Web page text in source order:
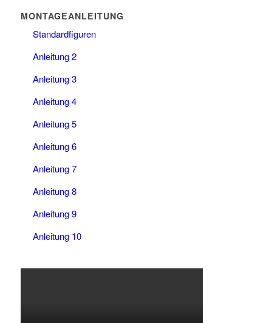
MONTAGEANLEITUNG
Standardfiguren
Anleitung 2
Anleitung 3
Anleitung 4
Anleitung 5
Anleitung 6
Anleitung 7
Anleitung 8
Anleitung 9
Anleitung 10